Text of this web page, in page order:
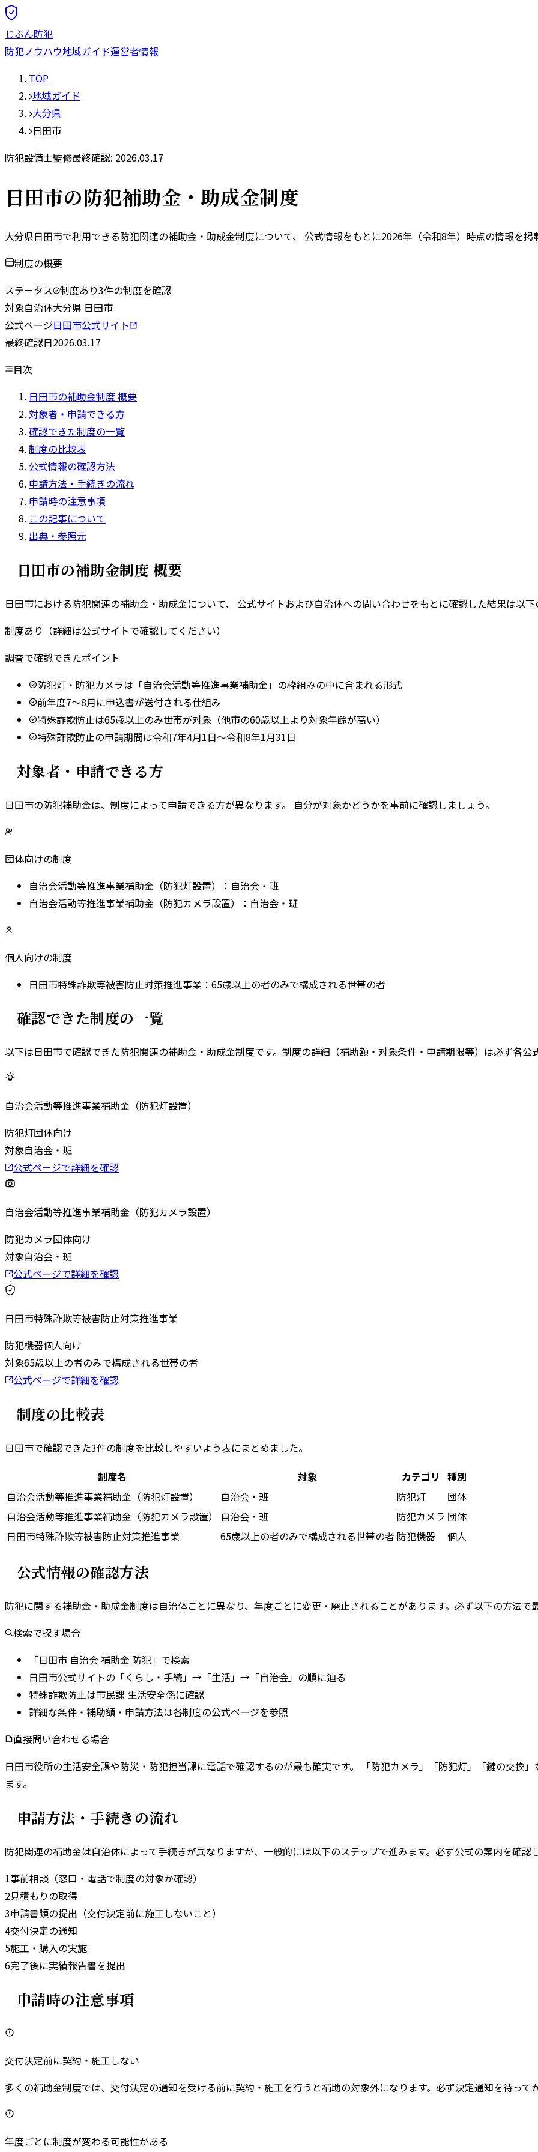
じぶん防犯
防犯ノウハウ地域ガイド運営者情報
TOP
地域ガイド
大分県
日田市
防犯設備士監修最終確認: 2026.03.17
日田市の防犯補助金・助成金制度
大分県日田市で利用できる防犯関連の補助金・助成金制度について、 公式情報をもとに2026年（令和8年）時点の情報を掲
制度の概要
ステータス 制度あり3件の制度を確認
対象自治体大分県 日田市
公式ページ日田市公式サイト
最終確認日2026.03.17
目次
日田市の補助金制度 概要
対象者・申請できる方
確認できた制度の一覧
制度の比較表
公式情報の確認方法
申請方法・手続きの流れ
申請時の注意事項
この記事について
出典・参照元
日田市の補助金制度 概要
日田市における防犯関連の補助金・助成金について、 公式サイトおよび自治体への問い合わせをもとに確認した結果は以下
制度あり（詳細は公式サイトで確認してください）
調査で確認できたポイント
防犯灯・防犯カメラは「自治会活動等推進事業補助金」の枠組みの中に含まれる形式
前年度7〜8月に申込書が送付される仕組み
特殊詐欺防止は65歳以上のみ世帯が対象（他市の60歳以上より対象年齢が高い）
特殊詐欺防止の申請期間は令和7年4月1日〜令和8年1月31日
対象者・申請できる方
日田市の防犯補助金は、制度によって申請できる方が異なります。 自分が対象かどうかを事前に確認しましょう。
団体向けの制度
自治会活動等推進事業補助金（防犯灯設置）
： 自治会・班
自治会活動等推進事業補助金（防犯カメラ設置）
： 自治会・班
個人向けの制度
日田市特殊詐欺等被害防止対策推進事業 ： 65歳以上の者のみで構成される世帯の者
確認できた制度の一覧
以下は日田市で確認できた防犯関連の補助金・助成金制度です。 制度の詳細（補助額・対象条件・申請期限等）は必ず各公
自治会活動等推進事業補助金（防犯灯設置）
防犯灯団体向け
対象自治会・班
公式ページで詳細を確認
自治会活動等推進事業補助金（防犯カメラ設置）
防犯カメラ団体向け
対象自治会・班
公式ページで詳細を確認
日田市特殊詐欺等被害防止対策推進事業
防犯機器個人向け
対象65歳以上の者のみで構成される世帯の者
公式ページで詳細を確認
制度の比較表
日田市で確認できた3件の制度を比較しやすいよう表にまとめました。
制度名
対象 カテゴリ
種別
自治会活動等推進事業補助金（防犯灯設置）
自治会・班 防犯灯
団体
自治会活動等推進事業補助金（防犯カメラ設置）
自治会・班 防犯カメラ 団体
日田市特殊詐欺等被害防止対策推進事業
65歳以上の者のみで構成される世帯の者 防犯機器 個人
公式情報の確認方法
防犯に関する補助金・助成金制度は自治体ごとに異なり、年度ごとに変更・廃止されることがあります。 必ず以下の方法で
検索で探す場合
「日田市 自治会 補助金 防犯」で検索
日田市公式サイトの「くらし・手続」→「生活」→「自治会」の順に辿る
特殊詐欺防止は市民課 生活安全係に確認
詳細な条件・補助額・申請方法は各制度の公式ページを参照
直接問い合わせる場合
日田市役所の生活安全課や防災・防犯担当課に電話で確認するのが最も確実です。 「防犯カメラ」「防犯灯」「鍵の交換
ます。
申請方法・手続きの流れ
防犯関連の補助金は自治体によって手続きが異なりますが、一般的には以下のステップで進みます。 必ず公式の案内を確認
1事前相談（窓口・電話で制度の対象か確認）
2見積もりの取得
3申請書類の提出（交付決定前に施工しないこと）
4交付決定の通知
5施工・購入の実施
6完了後に実績報告書を提出
申請時の注意事項
交付決定前に契約・施工しない
多くの補助金制度では、交付決定の通知を受ける前に契約・施工を行うと補助の対象外になります。必ず決定通知を待って
年度ごとに制度が変わる可能性がある